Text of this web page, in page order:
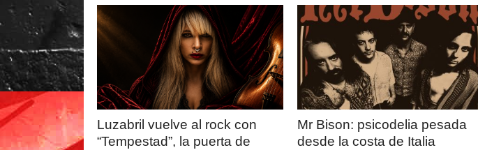
LEER
MAS
Luzabril vuelve al rock con
“Tempestad”, la puerta de
LEER
MAS
Mr Bison: psicodelia pesada
desde la costa de Italia